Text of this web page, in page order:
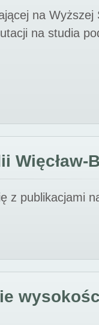
na Wyższej
na studia
Więcław-
z publikacjami